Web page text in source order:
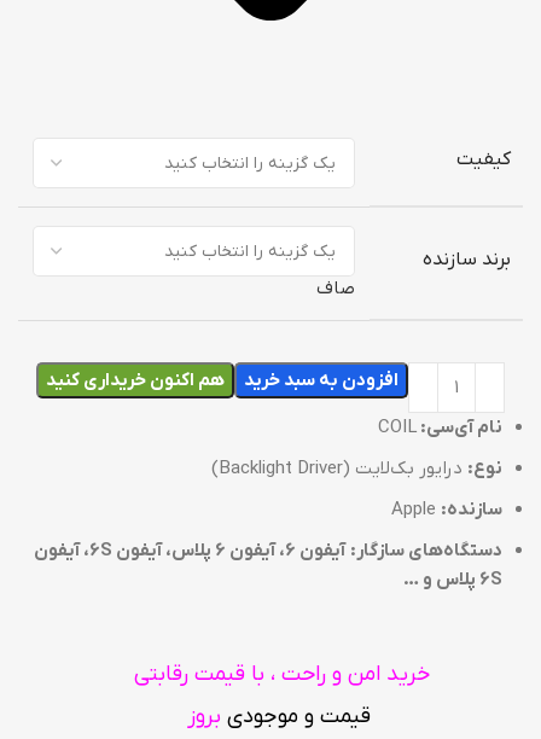
کیفیت
برند سازنده
صاف
افزودن به سبد خرید
هم اکنون خریداری کنید
نام آی‌سی: COIL
نوع: درایور بک‌لایت (Backlight Driver)
سازنده:
دستگاه‌های سازگار:
آیفون 6، آیفون 6 پلاس، آیفون 6S، آیفون
6S پلاس و …
خرید امن و راحت ، با قیمت رقابتی
قیمت و موجودی بروز